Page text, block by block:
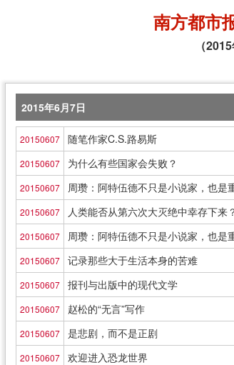
南方都市
（
2015年6月7日
20150607 随笔作家C.S.路易斯
20150607 为什么有些国家会失败？
20150607 周瓒：阿特伍德不只是小说家，也是
20150607 人类能否从第六次大灭绝中幸存下来
20150607 周瓒：阿特伍德不只是小说家，也是
20150607 记录那些大于生活本身的苦难
20150607 报刊与出版中的现代文学
20150607 赵松的“无言”写作
20150607 是悲剧，而不是正剧
20150607 欢迎进入恐龙世界